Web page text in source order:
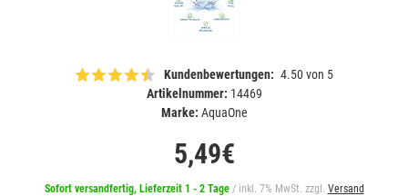
Kundenbewertungen: 4.50 von 5
Artikelnummer: 14469
Marke: AquaOne
5,49€
Sofort versandfertig, Lieferzeit 1 - 2 Tage / inkl. 7% MwSt. zzgl. Versand